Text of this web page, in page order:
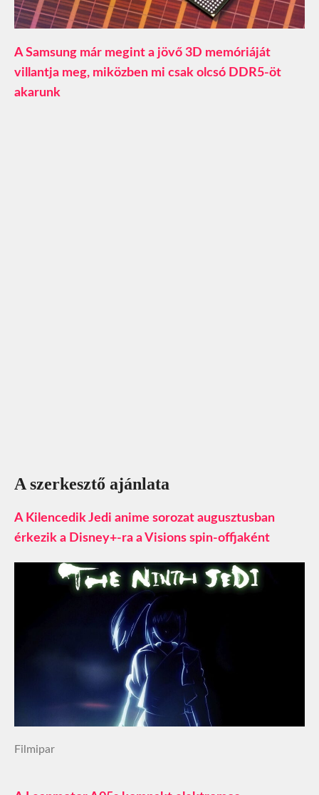
A Samsung már megint a jövő 3D memóriáját
villantja meg, miközben mi csak olcsó DDR5-öt
akarunk
A szerkesztő ajánlata
A Kilencedik Jedi anime sorozat augusztusban
érkezik a Disney+-ra a Visions spin-offjaként
Filmipar